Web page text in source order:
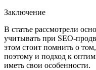
Заключение
В статье рассмотрели
учитывать при SEO-
этом стоит помнить о
поэтому и подход к
иметь свои особенности.